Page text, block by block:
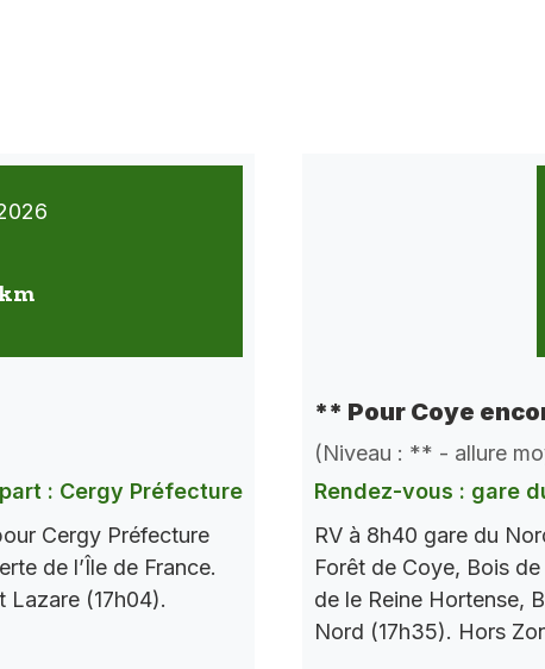
: Cergy Préfecture
Cergy Préfecture
de l’Île de France.
Lazare (17h04).
** Pour Coye
(Niveau : ** - allure
Rendez-vous : gare
RV à 8h40 gare du
Forêt de Coye, Bois
de le Reine Hortense,
Nord (17h35). Hors